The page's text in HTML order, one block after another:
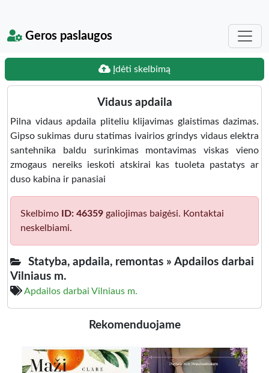
Geros paslaugos
Įdėti skelbimą
Vidaus apdaila
Pilna vidaus apdaila pliteliu klijavimas glaistimas dazimas.
Gipso sukimas duru statimas ivairios grindys vidaus elektra
santehnika baldu surinkimas montavimas viskas vieno
zmogaus nereiks ieskoti atskirai kas tuoleta pastatys ar
duso kabina ir panasiai
Skelbimo ID: 46359 galiojimas baigėsi. Kontaktai
neskelbiami.
Statyba, apdaila, remontas » Apdailos darbai
Vilniaus m.
Apdailos darbai Vilniaus m.
Rekomenduojame